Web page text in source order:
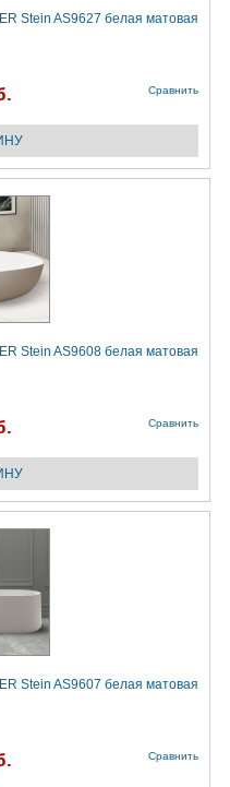
Stein AS9627 белая матовая
Сравнить
Stein AS9608 белая матовая
Сравнить
Stein AS9607 белая матовая
Сравнить